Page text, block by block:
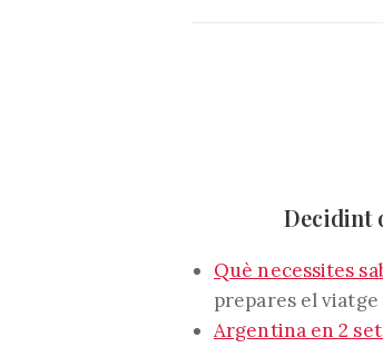
Decidint
Què necessites
prepares el viatge
Argentina en 2